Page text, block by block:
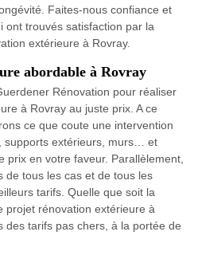
Faites-nous confiance et
ont trouvés satisfaction par la
extérieure à Rovray.
abordable à Rovray
Rénovation pour réaliser
à Rovray au juste prix. A ce
ce que coute une intervention
supports extérieurs, murs… et
prix en votre faveur. Parallèlement,
de tous les cas et de tous les
tarifs. Quelle que soit la
projet rénovation extérieure à
des tarifs pas chers, à la portée de